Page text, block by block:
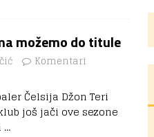
možemo do titule
Komentari
Čelsija Džon Teri
još jači ove sezone
…